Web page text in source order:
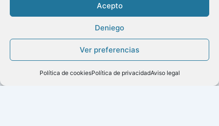
Acepto
Deniego
Ver preferencias
Política de cookiesPolítica de privacidadAviso legal
Copyright ©2020
Menú